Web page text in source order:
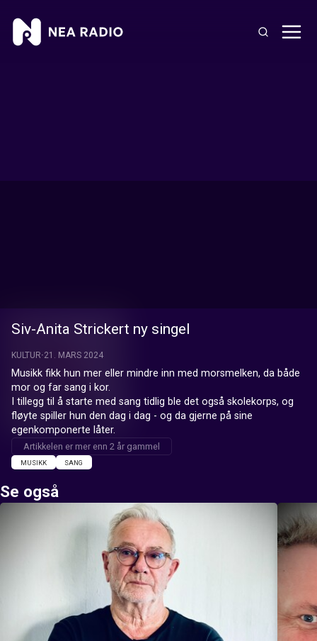
Siv-Anita Strickert ny singel
KULTUR 21. MARS 2024
Musikk fikk hun mer eller mindre inn med morsmelken, da både
mor og far sang i kor.
I tillegg til å starte med sang tidlig ble det også skolekorps, og
fløyte spiller hun den dag i dag - og da gjerne på sine
egenkomponerte låter.
Artikkelen er mer enn 2 år gammel
MUSIKK SANG
Se også